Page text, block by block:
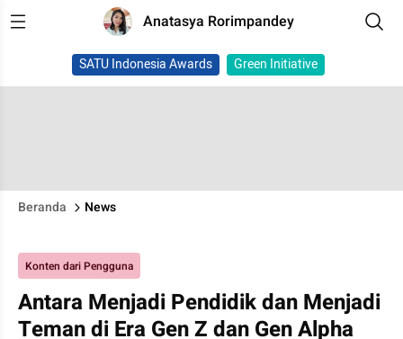
Anatasya Rorimpandey
SATU Indonesia Awards Green Initiative
Beranda News
Konten dari Pengguna
Antara Menjadi Pendidik dan Menjadi
Teman di Era Gen Z dan Gen Alpha